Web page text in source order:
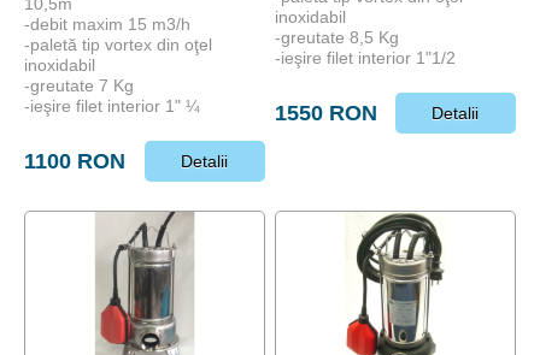
10,5m
-debit maxim 15 m3/h
-paletă tip vortex din oţel
inoxidabil
-greutate 7 Kg
-ieşire filet interior 1" ¼
1100 RON Detalii
inoxidabil
-greutate 8,5 Kg
-ieşire filet interior 1"1/2
1550 RON Detalii